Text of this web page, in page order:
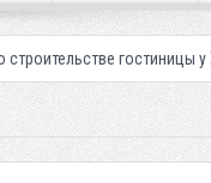
гостиницы у Ханагского